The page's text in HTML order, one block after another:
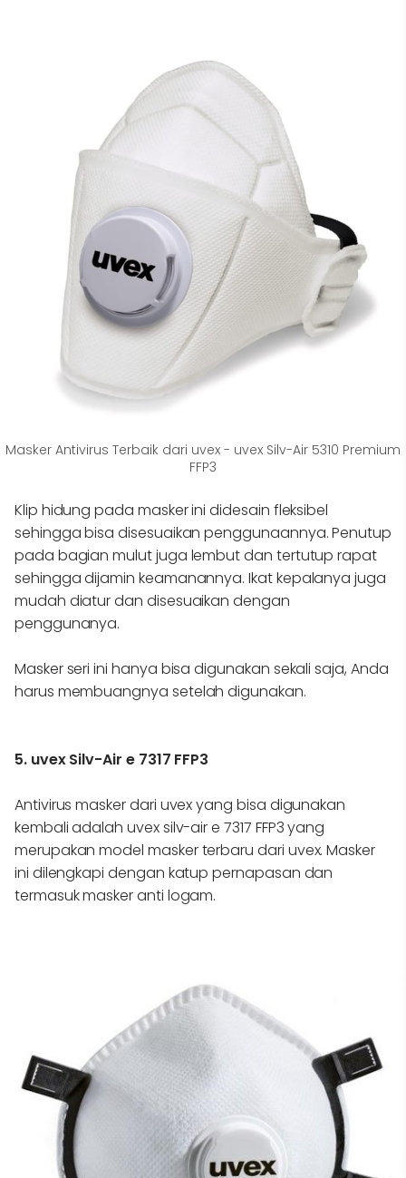
Masker Antivirus Terbaik dari uvex - uvex Silv-Air 5310 Premium
FFP3
Klip hidung pada masker ini didesain fleksibel
sehingga bisa disesuaikan penggunaannya. Penutup
pada bagian mulut juga lembut dan tertutup rapat
sehingga dijamin keamanannya. Ikat kepalanya juga
mudah diatur dan disesuaikan dengan
penggunanya.
Masker seri ini hanya bisa digunakan sekali saja, Anda
harus membuangnya setelah digunakan.
5. uvex Silv-Air e 7317 FFP3
Antivirus masker dari uvex yang bisa digunakan
kembali adalah uvex silv-air e 7317 FFP3 yang
merupakan model masker terbaru dari uvex. Masker
ini dilengkapi dengan katup pernapasan dan
termasuk masker anti logam.